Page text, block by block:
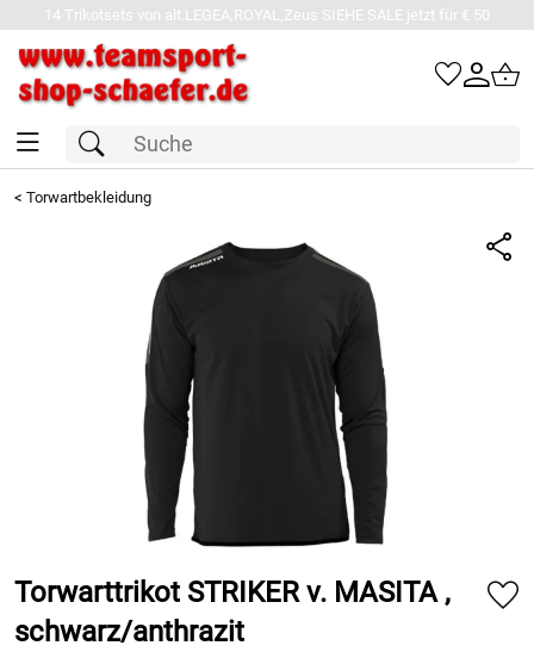
14 Trikotsets von alt.LEGEA,ROYAL,Zeus SIEHE SALE jetzt für € 50
< Torwartbekleidung
Torwarttrikot STRIKER v. MASITA ,
schwarz/anthrazit